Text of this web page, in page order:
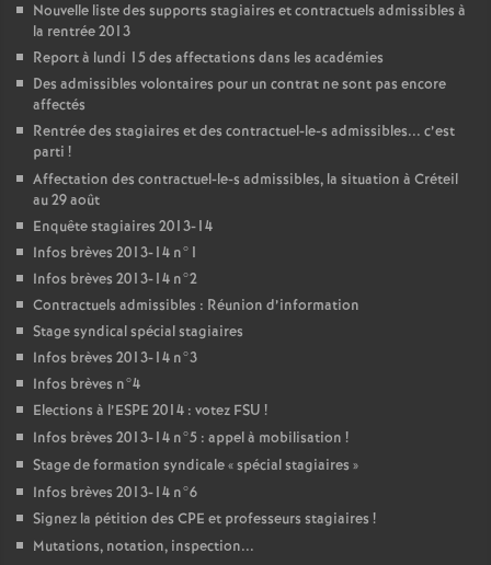
Nouvelle liste des supports stagiaires et contractuels admissibles à
la rentrée 2013
Report à lundi 15 des affectations dans les académies
Des admissibles volontaires pour un contrat ne sont pas encore
affectés
Rentrée des stagiaires et des contractuel-le-s admissibles... c’est
parti !
Affectation des contractuel-le-s admissibles, la situation à Créteil
au 29 août
Enquête stagiaires 2013-14
Infos brèves 2013-14 n°1
Infos brèves 2013-14 n°2
Contractuels admissibles : Réunion d’information
Stage syndical spécial stagiaires
Infos brèves 2013-14 n°3
Infos brèves n°4
Elections à l’ESPE 2014 : votez FSU !
Infos brèves 2013-14 n°5 : appel à mobilisation !
Stage de formation syndicale «spécial stagiaires »
Infos brèves 2013-14 n°6
Signez la pétition des CPE et professeurs stagiaires !
Mutations, notation, inspection...